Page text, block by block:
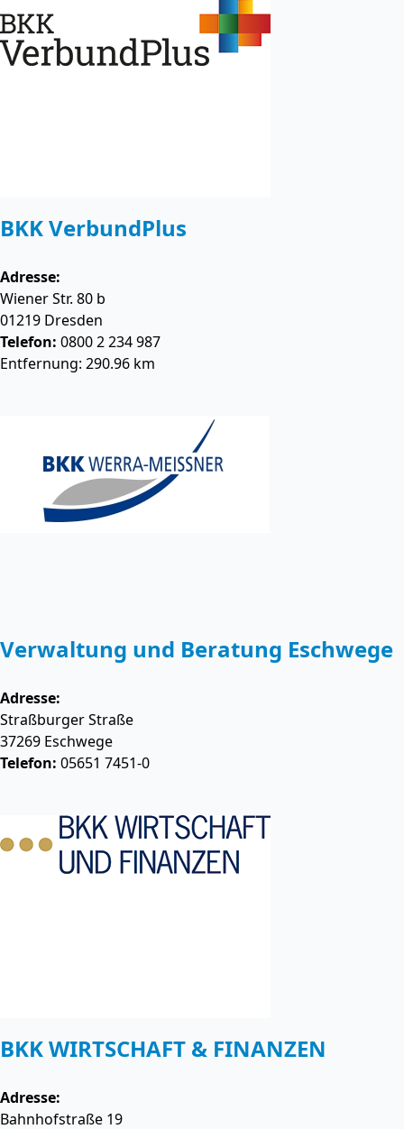
BKK VerbundPlus
Adresse:
Wiener Str. 80 b
01219 Dresden
Telefon: 0800 2 234 987
Entfernung: 290.96 km
Verwaltung und Beratung Eschwege
Adresse:
Straßburger Straße
37269 Eschwege
Telefon: 05651 7451-0
BKK WIRTSCHAFT & FINANZEN
Adresse:
Bahnhofstraße 19